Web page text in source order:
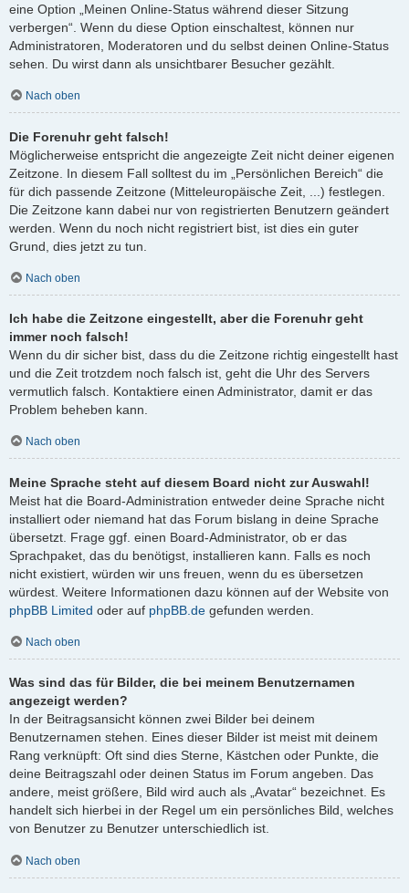
eine Option „Meinen Online-Status während dieser Sitzung
verbergen“. Wenn du diese Option einschaltest, können nur
Administratoren, Moderatoren und du selbst deinen Online-Status
sehen. Du wirst dann als unsichtbarer Besucher gezählt.
Nach oben
Die Forenuhr geht falsch!
Möglicherweise entspricht die angezeigte Zeit nicht deiner eigenen
Zeitzone. In diesem Fall solltest du im „Persönlichen Bereich“ die
für dich passende Zeitzone (Mitteleuropäische Zeit, ...) festlegen.
Die Zeitzone kann dabei nur von registrierten Benutzern geändert
werden. Wenn du noch nicht registriert bist, ist dies ein guter
Grund, dies jetzt zu tun.
Nach oben
Ich habe die Zeitzone eingestellt, aber die Forenuhr geht
immer noch falsch!
Wenn du dir sicher bist, dass du die Zeitzone richtig eingestellt hast
und die Zeit trotzdem noch falsch ist, geht die Uhr des Servers
vermutlich falsch. Kontaktiere einen Administrator, damit er das
Problem beheben kann.
Nach oben
Meine Sprache steht auf diesem Board nicht zur Auswahl!
Meist hat die Board-Administration entweder deine Sprache nicht
installiert oder niemand hat das Forum bislang in deine Sprache
übersetzt. Frage ggf. einen Board-Administrator, ob er das
Sprachpaket, das du benötigst, installieren kann. Falls es noch
nicht existiert, würden wir uns freuen, wenn du es übersetzen
würdest. Weitere Informationen dazu können auf der Website von
phpBB Limited oder auf phpBB.de gefunden werden.
Nach oben
Was sind das für Bilder, die bei meinem Benutzernamen
angezeigt werden?
In der Beitragsansicht können zwei Bilder bei deinem
Benutzernamen stehen. Eines dieser Bilder ist meist mit deinem
Rang verknüpft: Oft sind dies Sterne, Kästchen oder Punkte, die
deine Beitragszahl oder deinen Status im Forum angeben. Das
andere, meist größere, Bild wird auch als „Avatar“ bezeichnet. Es
handelt sich hierbei in der Regel um ein persönliches Bild, welches
von Benutzer zu Benutzer unterschiedlich ist.
Nach oben